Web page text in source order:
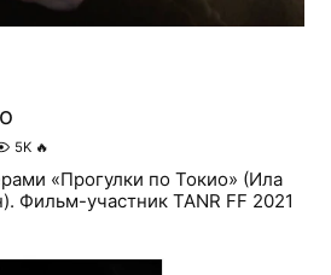
5K 🔥
«Прогулки по Токио» (Ила
Фильм-участник TANR FF 2021